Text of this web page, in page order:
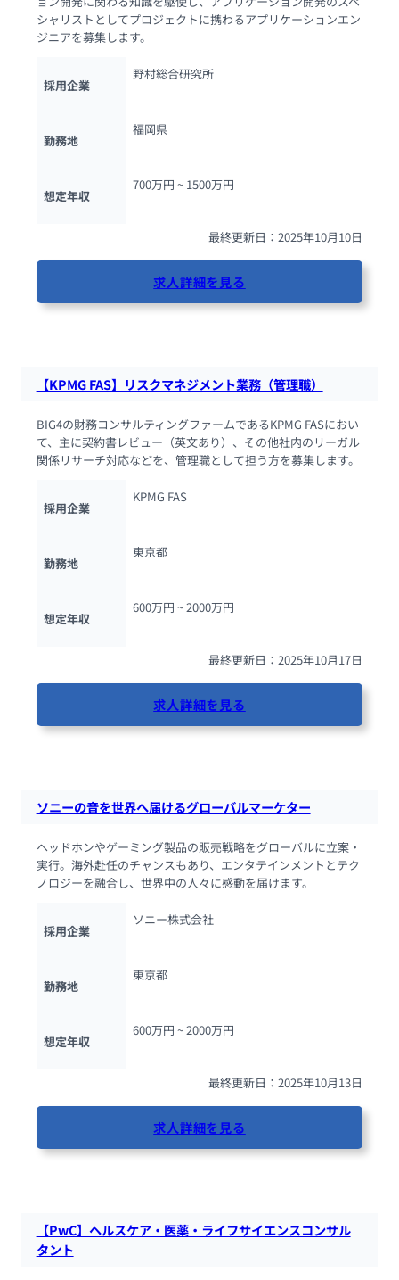
シャリストとしてプロジェクトに携わるアプリケーションエン
ジニアを募集します。
採用企業
野村総合研究所
勤務地
福岡県
想定年収
700万円 ~ 1500万円
最終更新日：2025年10月10日
求人詳細を見る
【KPMG FAS】リスクマネジメント業務（管理職）
BIG4の財務コンサルティングファームであるKPMG FASにおい
て、主に契約書レビュー（英文あり）、その他社内のリーガル
関係リサーチ対応などを、管理職として担う方を募集します。
採用企業
KPMG FAS
勤務地
東京都
想定年収
600万円 ~ 2000万円
最終更新日：2025年10月17日
求人詳細を見る
ソニーの音を世界へ届けるグローバルマーケター
ヘッドホンやゲーミング製品の販売戦略をグローバルに立案・
実行。海外赴任のチャンスもあり、エンタテインメントとテク
ノロジーを融合し、世界中の人々に感動を届けます。
採用企業
ソニー株式会社
勤務地
東京都
想定年収
600万円 ~ 2000万円
最終更新日：2025年10月13日
求人詳細を見る
【PwC】ヘルスケア・医薬・ライフサイエンスコンサル
タント